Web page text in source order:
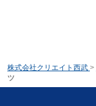
株式会社クリエイト西武 >
ツ